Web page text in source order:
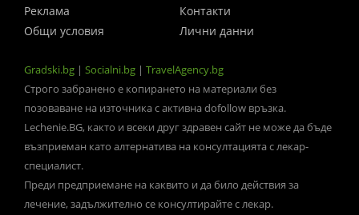
Реклама
Контакти
Общи условия
Лични данни
Gradski.bg | Socialni.bg | TravelAgency.bg
Строго забранено е копирането на материали без
позоваване на източника с активна dofollow връзка.
Lechenie.BG, както и всеки друг здравен сайт не може да бъде
възприеман като алтернатива на консултацията с лекар-
специалист.
Преди предприемане на каквито и да било действия за
лечение, задължително се консултирайте с лекар.